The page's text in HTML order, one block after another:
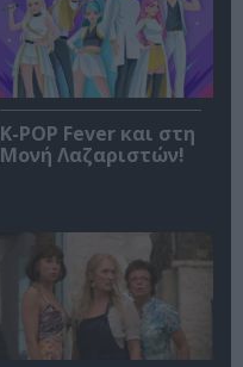
K-POP Fever και στη
Μονή Λαζαριστών!